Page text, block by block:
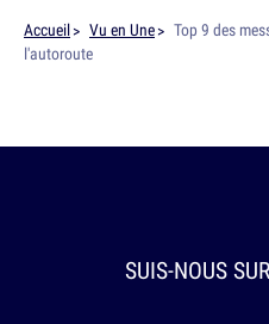
Accueil Vu en Une
Top 9 des
l'autoroute
SUIS-NOUS SUR